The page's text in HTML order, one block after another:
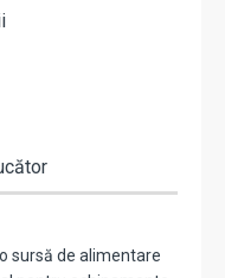
sursă de alimentare